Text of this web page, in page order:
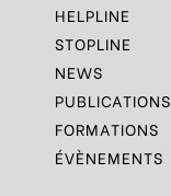
HELPLINE
STOPLINE
NEWS
PUBLICATIONS
FORMATIONS
ÉVÈNEMENTS